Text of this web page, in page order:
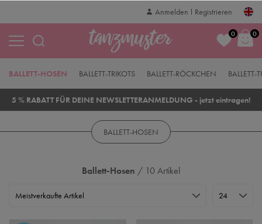
Anmelden Registrieren
0 0
BALLETT-RÖCKCHEN
BALLETT-TRIKOTS BALLETT-
BALLETT-HOSEN
5 % RABATT FÜR DEINE NEWSLETTERANMELDUNG - jetzt eintragen!
BALLETT-HOSEN
Ballett-Hosen / 10 Artikel